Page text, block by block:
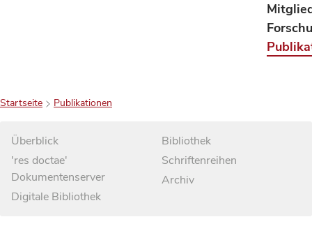
Startseite Publikationen
Überblick
'res doctae'
Dokumentenserver
Digitale Bibliothek
Bibliothek
Schriftenreihen
Archiv